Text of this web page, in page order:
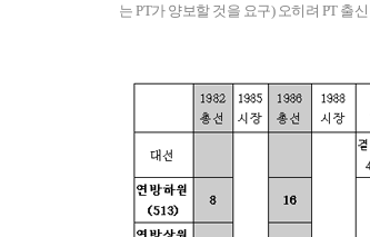
는 PT가 양보할 것을 요구) 오히려 PT 출